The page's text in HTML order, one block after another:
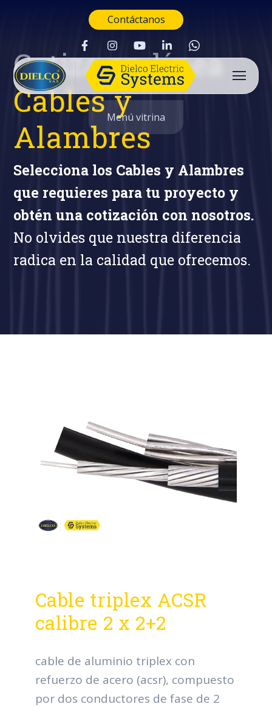
Contáctanos
Buscar
Menú vitrina
Cotiza en línea
Cables y
Alambres
Selecciona los Cables y Alambres
que requieres para tu proyecto y
obtén una cotización con nosotros.
No olvides que nuestra diferencia
radica en la calidad que ofrecemos.
Cable triplex ACSR
calibre 2 x 2+2
cable de aluminio triplex con
refuerzo de acero (acsr), compuesto
por dos conductores de fase de 2